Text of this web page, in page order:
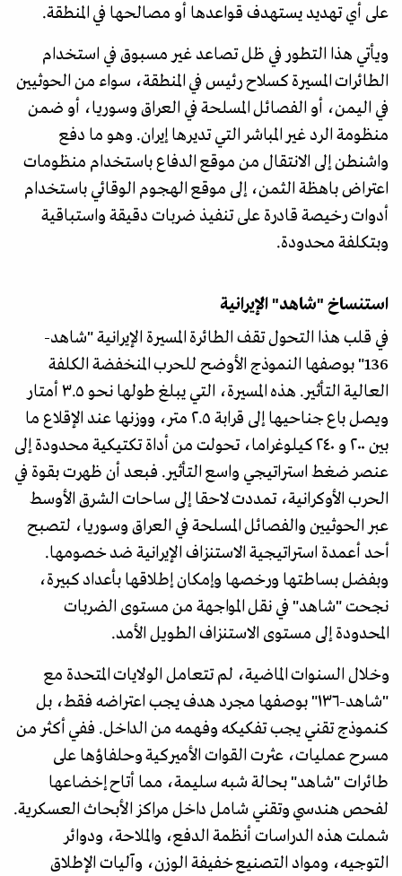
على أي تهديد يستهدف قواعدها أو مصالحها في المنطقة.
ويأتي هذا التطور في ظل تصاعد غير مسبوق في استخدام
الطائرات المسيرة كسلاح رئيس في المنطقة، سواء من الحوثيين
في اليمن، أو الفصائل المسلحة في العراق وسوريا، أو ضمن
منظومة الرد غير المباشر التي تديرها إيران. وهو ما دفع
واشنطن إلى الانتقال من موقع الدفاع باستخدام منظومات
اعتراض باهظة الثمن، إلى موقع الهجوم الوقائي باستخدام
أدوات رخيصة قادرة على تنفيذ ضربات دقيقة واستباقية
وبتكلفة محدودة.
استنساخ "شاهد" الإيرانية
في قلب هذا التحول تقف الطائرة المسيرة الإيرانية "شاهد-
136" بوصفها النموذج الأوضح للحرب المنخفضة الكلفة
العالية التأثير. هذه المسيرة، التي يبلغ طولها نحو ٣.٥ أمتار
ويصل باع جناحيها إلى قرابة ٢.٥ متر، ووزنها عند الإقلاع ما
بين ٢٠٠ و ٢٤٠ كيلوغراما، تحولت من أداة تكتيكية محدودة إلى
عنصر ضغط استراتيجي واسع التأثير. فبعد أن ظهرت بقوة في
الحرب الأوكرانية، تمددت لاحقا إلى ساحات الشرق الأوسط
عبر الحوثيين والفصائل المسلحة في العراق وسوريا، لتصبح
أحد أعمدة استراتيجية الاستنزاف الإيرانية ضد خصومها.
وبفضل بساطتها ورخصها وإمكان إطلاقها بأعداد كبيرة،
نجحت "شاهد" في نقل المواجهة من مستوى الضربات
المحدودة إلى مستوى الاستنزاف الطويل الأمد.
وخلال السنوات الماضية، لم تتعامل الولايات المتحدة مع
"شاهد-١٣٦" بوصفها مجرد هدف يجب اعتراضه فقط، بل
كنموذج تقني يجب تفكيكه وفهمه من الداخل. ففي أكثر من
مسرح عمليات، عثرت القوات الأميركية وحلفاؤها على
طائرات "شاهد" بحالة شبه سليمة، مما أتاح إخضاعها
لفحص هندسي وتقني شامل داخل مراكز الأبحاث العسكرية.
شملت هذه الدراسات أنظمة الدفع، والملاحة، ودوائر
التوجيه، ومواد التصنيع خفيفة الوزن، وآليات الإطلاق